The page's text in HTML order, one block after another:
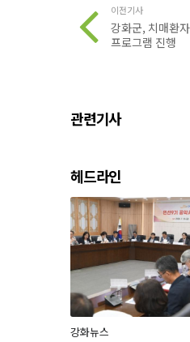
이전기사
강화군, 치매환
프로그램 진행
관련기사
헤드라인
강화뉴스